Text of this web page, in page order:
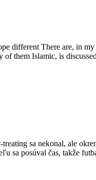
different There are, in
them Islamic, is
sa nekonal, ale
sa posúval čas, takže